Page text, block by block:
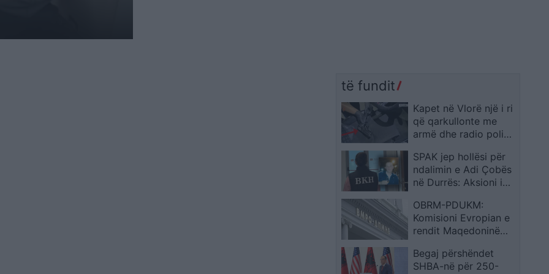
të fundit
Kapet në Vlorë një i ri
që qarkullonte me
armë dhe radio policie
SPAK jep hollësi për
ndalimin e Adi Çobës
në Durrës: Aksioni i
koordinim me DIA-n e
Barit, iu sekuestrua
edhe një pistoletë
OBRM-PDUKM:
Komisioni Evropian e
rendit Maqedoninë
kryesuese për
reforma, pavarësisht
Begaj përshëndet
SHBA-në për 250-